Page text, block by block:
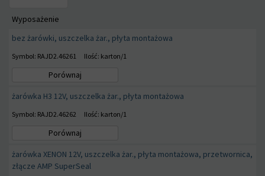
Wyposażenie
bez żarówki, uszczelka żar., płyta montażowa
Symbol: RAJD2.46261 Ilość: karton/1
Porównaj
żarówka H3 12V, uszczelka żar., płyta montażowa
Symbol: RAJD2.46262 Ilość: karton/1
Porównaj
żarówka XENON 12V, uszczelka żar., płyta montażowa, przetwornica,
złącze AMP SuperSeal